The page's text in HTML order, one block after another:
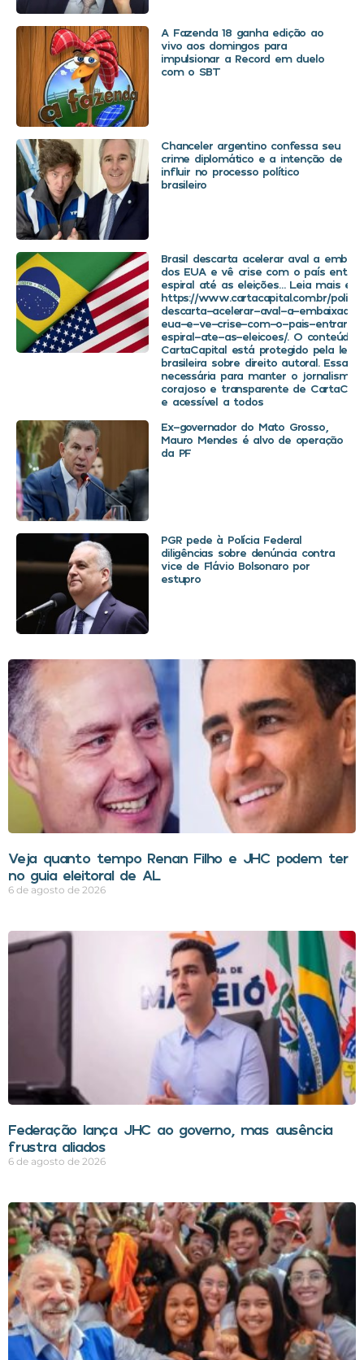
A Fazenda 18 ganha edição ao
vivo aos domingos para
impulsionar a Record em duelo
com o SBT
Chanceler argentino confessa seu
crime diplomático e a intenção de
influir no processo político
brasileiro
Brasil descarta acelerar aval a
dos EUA e vê crise com o país
espiral até as eleições… Leia mais em
https://www.cartacapital.com.br/
descarta-acelerar-aval-a-
eua-e-ve-crise-com-o-pais-entrar-
espiral-ate-as-eleicoes/. O conteúdo
CartaCapital está protegido pela
brasileira sobre direito autoral. Essa
necessária para manter o jornalismo
corajoso e transparente de
e acessível a todos
Ex-governador do Mato Grosso,
Mauro Mendes é alvo de operação
da PF
PGR pede à Polícia Federal
diligências sobre denúncia contra
vice de Flávio Bolsonaro por
estupro
Veja quanto tempo Renan Filho e JHC podem ter
no guia eleitoral de AL
6 de agosto de 2026
Federação lança JHC ao governo, mas ausência
frustra aliados
6 de agosto de 2026